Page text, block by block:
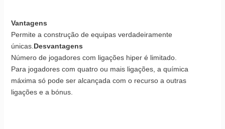
Vantagens
Permite a construção de equipas verdadeiramente
únicas. Desvantagens
Número de jogadores com ligações hiper é limitado.
Para jogadores com quatro ou mais ligações, a química
máxima só pode ser alcançada com o recurso a outras
ligações e a bónus.